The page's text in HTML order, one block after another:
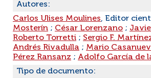
Autores:
Carlos Ulises Moulines, Editor
Mosterín ; César Lorenzano ;
Roberto Torretti ; Sergio F.
Andrés Rivadulla ; Mario
Pérez Ransanz ; Adolfo García de
Tipo de documento: